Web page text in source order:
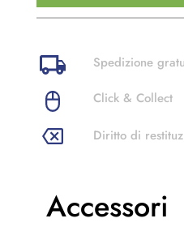
Spedizione
Click & Collect
Diritto di
Accessori